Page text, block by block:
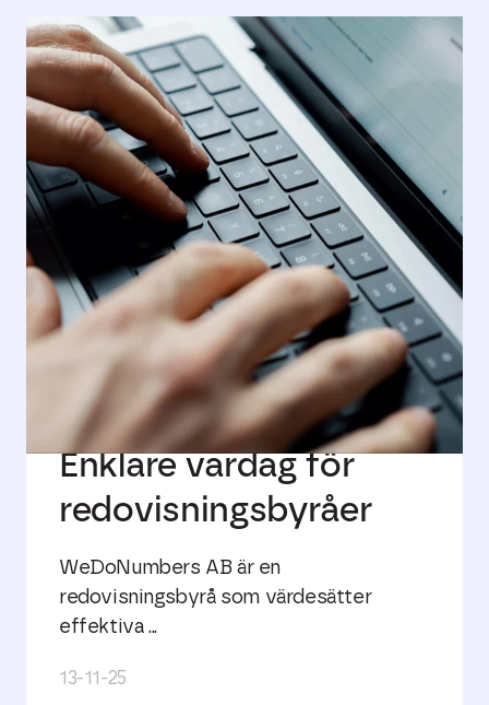
Enklare vardag för
redovisningsbyråer
WeDoNumbers AB är en
redovisningsbyrå som värdesätter
effektiva ...
13-11-25